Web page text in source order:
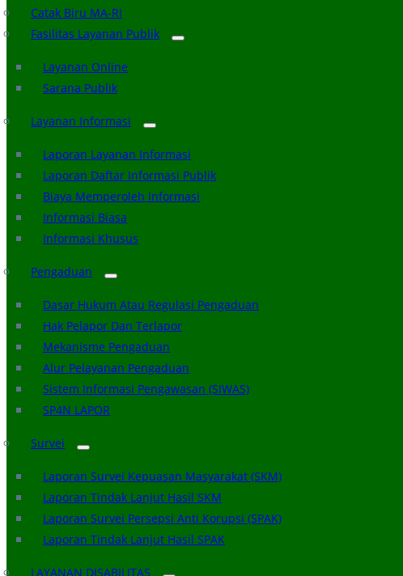
Catak Biru MA-RI
Fasilitas Layanan Publik
Layanan Online
Sarana Publik
Layanan Informasi
Laporan Layanan Informasi
Laporan Daftar Informasi Publik
Biaya Memperoleh Informasi
Informasi Biasa
Informasi Khusus
Pengaduan
Dasar Hukum Atau Regulasi Pengaduan
Hak Pelapor Dan Terlapor
Mekanisme Pengaduan
Alur Pelayanan Pengaduan
Sistem Informasi Pengawasan (SIWAS)
SP4N LAPOR
Survei
Laporan Survei Kepuasan Masyarakat (SKM)
Laporan Tindak Lanjut Hasil SKM
Laporan Survei Persepsi Anti Korupsi (SPAK)
Laporan Tindak Lanjut Hasil SPAK
LAYANAN DISABILITAS